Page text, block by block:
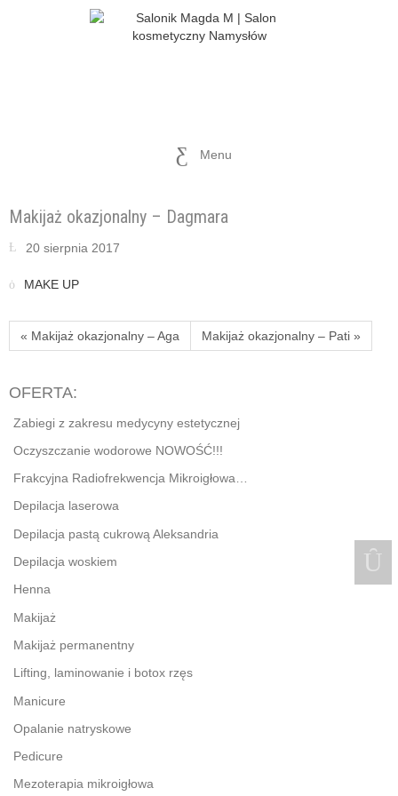
Menu
Makijaż okazjonalny – Dagmara
20 sierpnia 2017
MAKE UP
« Makijaż okazjonalny – Aga Makijaż okazjonalny – Pati »
OFERTA:
Zabiegi z zakresu medycyny estetycznej
Oczyszczanie wodorowe NOWOŚĆ!!!
Frakcyjna Radiofrekwencja Mikroigłowa…
Depilacja laserowa
Depilacja pastą cukrową Aleksandria
Depilacja woskiem
Henna
Makijaż
Makijaż permanentny
Lifting, laminowanie i botox rzęs
Manicure
Opalanie natryskowe
Pedicure
Mezoterapia mikroigłowa